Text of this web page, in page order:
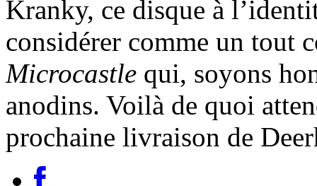
Kranky, ce disque à
considérer comme un tout
Microcastle qui, soyons
anodins. Voilà de quoi
prochaine livraison de